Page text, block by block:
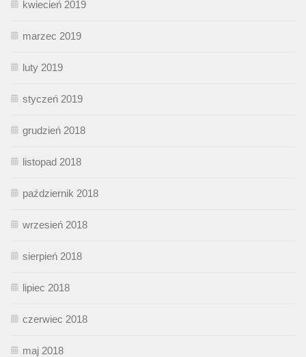
kwiecień 2019
marzec 2019
luty 2019
styczeń 2019
grudzień 2018
listopad 2018
październik 2018
wrzesień 2018
sierpień 2018
lipiec 2018
czerwiec 2018
maj 2018